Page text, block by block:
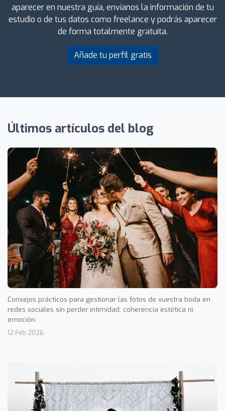
aparecer en nuestra guía, envíanos la información de tu
estudio o de tus datos como freelance y podrás aparecer
de forma totalmente gratuita.
Añade tu perfil gratis
Últimos artículos del blog
Consejos prácticos para gestionar las fotos de vuestra boda en
redes sociales sin perder intimidad, coherencia estética ni
emoción.
12 Feb 2026